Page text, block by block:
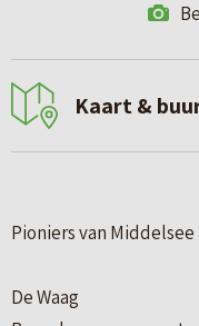
Kaart &
Pioniers van Middelsee
De Waag